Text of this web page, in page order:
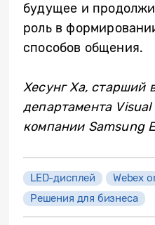
будущее и
роль в
способов общения.
Хесунг Ха, старший
департамента
компании Samsung
LED-дисплей
Webex
Решения для бизнеса